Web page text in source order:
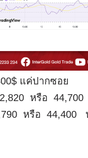
แค่ปากซอย
หรือ
หรือ 44,400